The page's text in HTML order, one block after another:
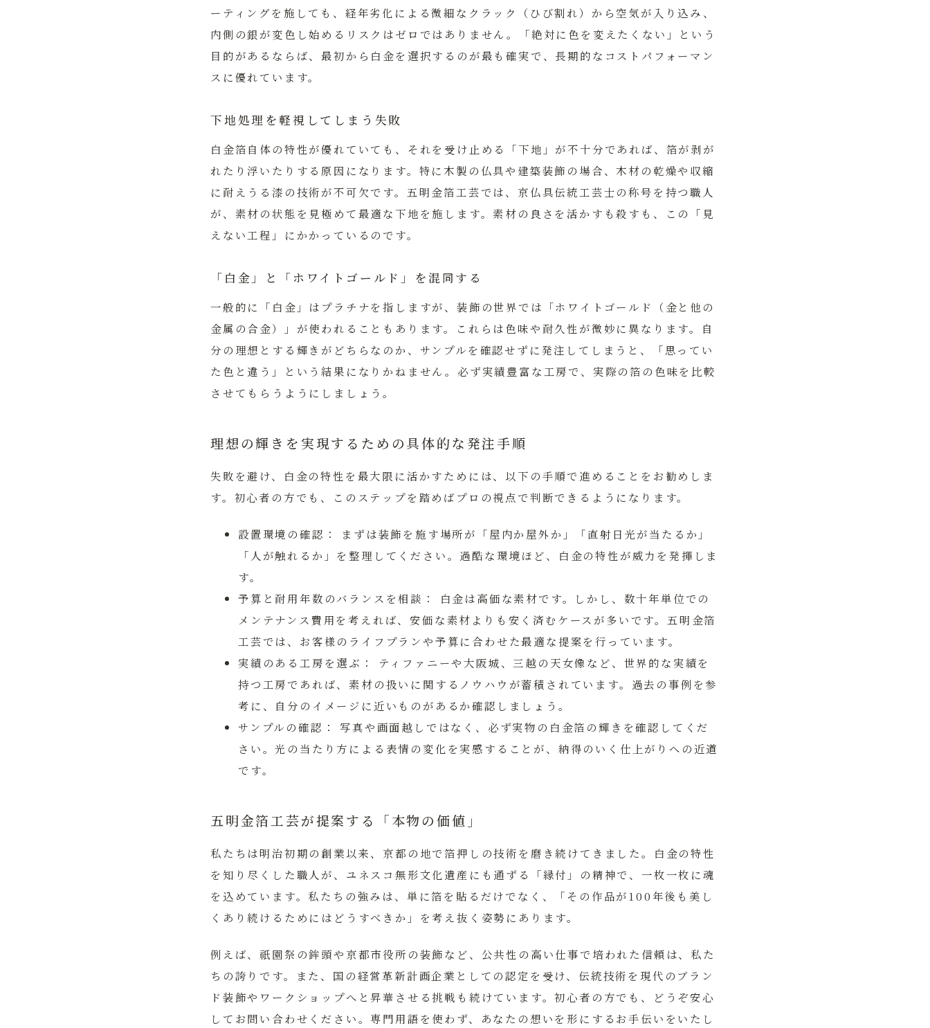
ーティングを施しても、経年劣化による微細なクラック（ひび割れ）から空気が入り込み、
内側の銀が変色し始めるリスクはゼロではありません。
「絶対に色を変えたくない」という
目的があるならば、最初から白金を選択するのが最も確実で、長期的なコストパフォーマン
スに優れています。
下地処理を軽視してしまう失敗
白金箔自体の特性が優れていても、それを受け止める「下地」が不十分であれば、箔が剥が
れたり浮いたりする原因になります。特に木製の仏具や建築装飾の場合、木材の乾燥や収縮
に耐えうる漆の技術が不可欠です。五明金箔工芸では、京仏具伝統工芸士の称号を持つ職人
が、素材の状態を見極めて最適な下地を施します。素材の良さを活かすも殺すも、この「見
えない工程」にかかっているのです。
「白金」と「ホワイトゴールド」を混同する
一般的に「白金」はプラチナを指しますが、装飾の世界では「ホワイトゴールド（金と他の
金属の合金）」が使われることもあります。これらは色味や耐久性が微妙に異なります。自
分の理想とする輝きがどちらなのか、サンプルを確認せずに発注してしまうと、「思ってい
た色と違う」という結果になりかねません。必ず実績豊富な工房で、実際の箔の色味を比較
させてもらうようにしましょう。
理想の輝きを実現するための具体的な発注手順
失敗を避け、白金の特性を最大限に活かすためには、以下の手順で進めることをお勧めしま
す。初心者の方でも、このステップを踏めばプロの視点で判断できるようになります。
設置環境の確認：
まずは装飾を施す場所が「屋内か屋外か」「直射日光が当たるか」
「人が触れるか」を整理してください。過酷な環境ほど、白金の特性が威力を発揮しま
す。
予算と耐用年数のバランスを相談：
白金は高価な素材です。しかし、数十年単位での
メンテナンス費用を考えれば、安価な素材よりも安く済むケースが多いです。五明金箔
工芸では、お客様のライフプランや予算に合わせた最適な提案を行っています。
実績のある工房を選ぶ：
ティファニーや大阪城、三越の天女像など、世界的な実績を
持つ工房であれば、素材の扱いに関するノウハウが蓄積されています。過去の事例を参
考に、自分のイメージに近いものがあるか確認しましょう。
サンプルの確認：
写真や画面越しではなく、必ず実物の白金箔の輝きを確認してくだ
さい。光の当たり方による表情の変化を実感することが、納得のいく仕上がりへの近道
です。
五明金箔工芸が提案する「本物の価値」
私たちは明治初期の創業以来、京都の地で箔押しの技術を磨き続けてきました。白金の特性
を知り尽くした職人が、ユネスコ無形文化遺産にも通ずる「縁付」の精神で、一枚一枚に魂
を込めています。私たちの強みは、単に箔を貼るだけでなく、
「その作品が100年後も美し
くあり続けるためにはどうすべきか」 を考え抜く姿勢にあります。
例えば、祇園祭の鉾頭や京都市役所の装飾など、公共性の高い仕事で培われた信頼は、私た
ちの誇りです。また、国の経営革新計画企業としての認定を受け、伝統技術を現代のブラン
ド装飾やワークショップへと昇華させる挑戦も続けています。初心者の方でも、どうぞ安心
してお問い合わせください。専門用語を使わず、あなたの想いを形にするお手伝いをいたし